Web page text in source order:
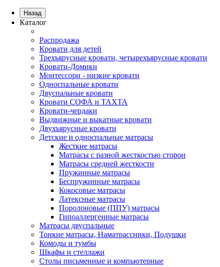
Назад
Каталог
Распродажа
Кровати для детей
Трехъярусные кровати, четырехъярусные кровати
Кровати-Домики
Монтессори - низкие кровати
Односпальные кровати
Двуспальные кровати
Кровати СОФА и ТАХТА
Кровати-чердаки
Выдвижные и выкатные кровати
Двухъярусные кровати
Детские и односпальные матрасы
Жесткие матрасы
Матрасы с разной жесткостью сторон
Матрасы средней жесткости
Пружинные матрасы
Беспружинные матрасы
Кокосовые матрасы
Латексные матрасы
Поролоновые (ППУ) матрасы
Гипоаллергенные матрасы
Матрасы двуспальные
Тонкие матрасы, Наматрассники, Подушки
Комоды и тумбы
Шкафы и стеллажи
Столы письменные и компьютерные